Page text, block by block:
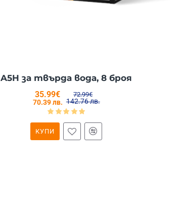
A5H за твърда вода, 8 броя
35.99€
70.39 лв.
72.99€
142.76 лв.
КУПИ